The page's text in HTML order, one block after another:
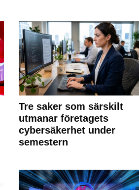
Tre saker som särskilt
utmanar företagets
cybersäkerhet under
semestern